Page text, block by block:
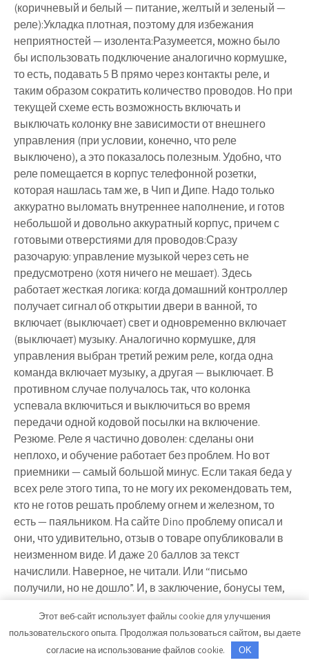
(коричневый и белый — питание, желтый и зеленый —
реле):Укладка плотная, поэтому для избежания
неприятностей — изолента:Разумеется, можно было
бы использовать подключение аналогично кормушке,
то есть, подавать 5 В прямо через контакты реле, и
таким образом сократить количество проводов. Но при
текущей схеме есть возможность включать и
выключать колонку вне зависимости от внешнего
управления (при условии, конечно, что реле
выключено), а это показалось полезным. Удобно, что
реле помещается в корпус телефонной розетки,
которая нашлась там же, в Чип и Дипе. Надо только
аккуратно выломать внутреннее наполнение, и готов
небольшой и довольно аккуратный корпус, причем с
готовыми отверстиями для проводов:Сразу
разочарую: управление музыкой через сеть не
предусмотрено (хотя ничего не мешает). Здесь
работает жесткая логика: когда домашний контроллер
получает сигнал об открытии двери в ванной, то
включает (выключает) свет и одновременно включает
(выключает) музыку. Аналогично кормушке, для
управления выбран третий режим реле, когда одна
команда включает музыку, а другая — выключает. В
противном случае получалось так, что колонка
успевала включиться и выключиться во время
передачи одной кодовой посылки на включение.
Резюме. Реле я частично доволен: сделаны они
неплохо, и обучение работает без проблем. Но вот
приемники — самый большой минус. Если такая беда у
всех реле этого типа, то не могу их рекомендовать тем,
кто не готов решать проблему огнем и железном, то
есть — паяльником. На сайте Dino проблему описал и
они, что удивительно, отзыв о товаре опубликовали в
неизменном виде. И даже 20 баллов за текст
начислили. Наверное, не читали. Или “письмо
получили, но не дошло”. И, в заключение, бонусы тем,
кто дочитал до этого места. Вместе с реле DinoDirect
прислал ворох купонов на скидки. Публикую их as is с
надеждой, что кому-то это поможет.
Этот веб-сайт использует файлы cookie для улучшения
пользовательского опыта. Продолжая пользоваться сайтом, вы даете
согласие на использование файлов cookie.
OK